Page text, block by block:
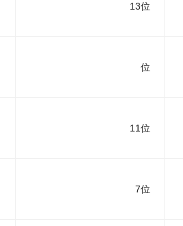
13位
位
11位
7位